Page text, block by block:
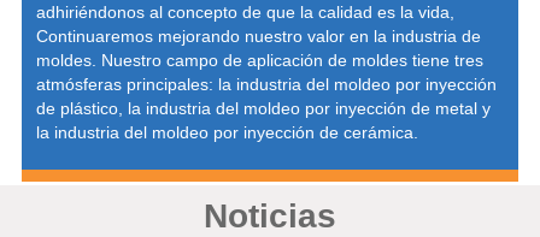
adhiriéndonos al concepto de que la calidad es la vida,
Continuaremos mejorando nuestro valor en la industria de
moldes. Nuestro campo de aplicación de moldes tiene tres
atmósferas principales: la industria del moldeo por inyección
de plástico, la industria del moldeo por inyección de metal y
la industria del moldeo por inyección de cerámica.
Noticias